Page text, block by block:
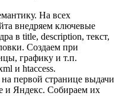
На всех
внедряем ключевые
в title, description, текст,
Создаем при
графику и т.п.
и htaccess.
первой странице выдачи
и Яндекс. Собираем их